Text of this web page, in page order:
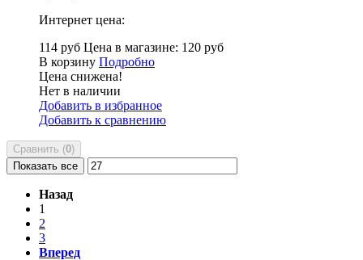
Интернет цена:
114 руб Цена в магазине: 120 руб
В корзину Подробно
Цена снижена!
Нет в наличии
Добавить в избранное
Добавить к сравнению
Сравнить (0)
Показать все
Назад
1
2
3
Вперед